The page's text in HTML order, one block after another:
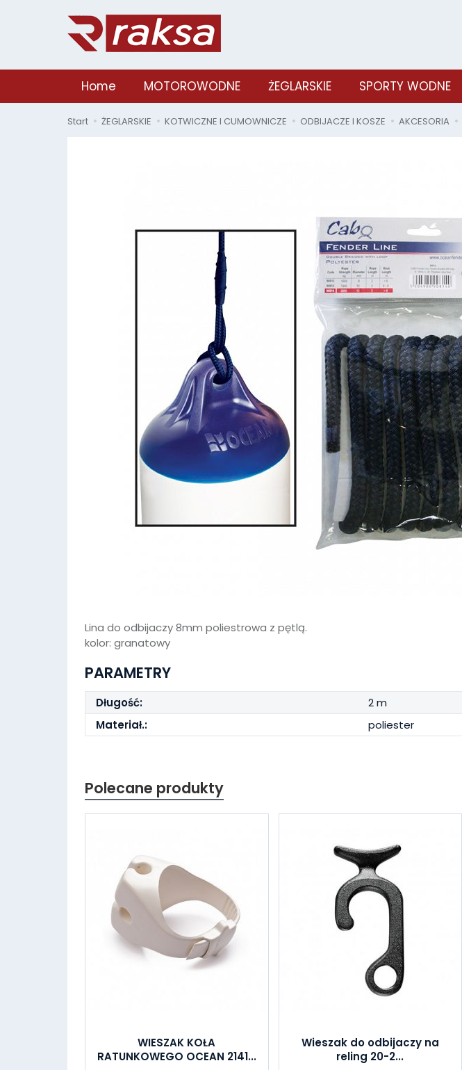
Home MOTOROWODNE ŻEGLARSKIE SPORTY WODNE
Start ŻEGLARSKIE KOTWICZNE I CUMOWNICZE ODBIJACZE I KOSZE AKCESORIA
Lina do odbijaczy 8mm poliestrowa z pętlą.
kolor: granatowy
PARAMETRY
Długość:
2 m
Materiał.:
poliester
Polecane produkty
WIESZAK KOŁA
RATUNKOWEGO OCEAN 2141...
Wieszak do odbijaczy na
reling 20-2...